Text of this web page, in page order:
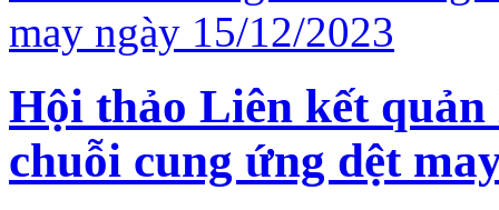
Hội thảo Liên kết
chuỗi cung ứng dệt